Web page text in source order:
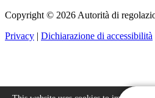
Copyright © 2026 Autorità di
Privacy | Dichiarazione di accessibilità